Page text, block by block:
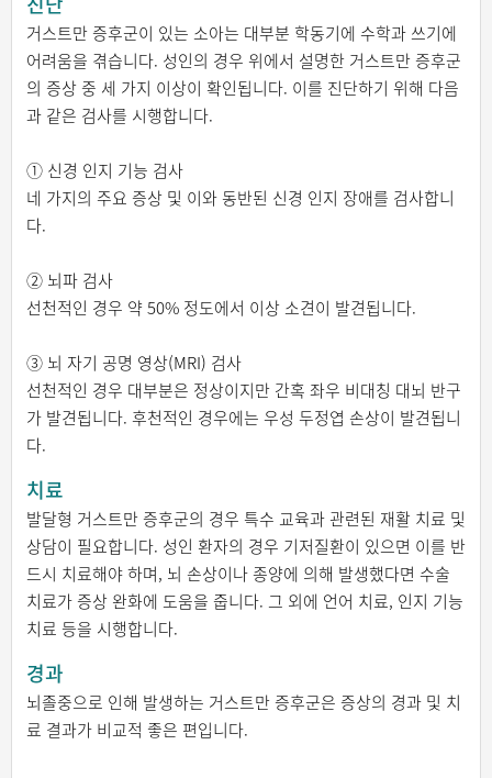
거스트만 증후군이 있는 소아는 대부분 학동기에 수학과 쓰기에
어려움을 겪습니다. 성인의 경우 위에서 설명한 거스트만 증후군
의 증상 중 세 가지 이상이 확인됩니다. 이를 진단하기 위해 다음
과 같은 검사를 시행합니다.
① 신경 인지 기능 검사
네 가지의 주요 증상 및 이와 동반된 신경 인지 장애를 검사합니
다.
② 뇌파 검사
선천적인 경우 약 50% 정도에서 이상 소견이 발견됩니다.
③ 뇌 자기 공명 영상(MRI) 검사
선천적인 경우 대부분은 정상이지만 간혹 좌우 비대칭 대뇌 반구
가 발견됩니다. 후천적인 경우에는 우성 두정엽 손상이 발견됩니
다.
치료
발달형 거스트만 증후군의 경우 특수 교육과 관련된 재활 치료 및
상담이 필요합니다. 성인 환자의 경우 기저질환이 있으면 이를 반
드시 치료해야 하며, 뇌 손상이나 종양에 의해 발생했다면 수술
치료가 증상 완화에 도움을 줍니다. 그 외에 언어 치료, 인지 기능
치료 등을 시행합니다.
경과
뇌졸중으로 인해 발생하는 거스트만 증후군은 증상의 경과 및 치
료 결과가 비교적 좋은 편입니다.